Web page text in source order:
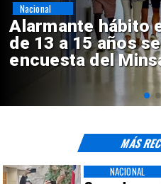
Aprueban
Sebastián Piñera
de $4 mil millones
Regiones
NACIONAL
MÁS